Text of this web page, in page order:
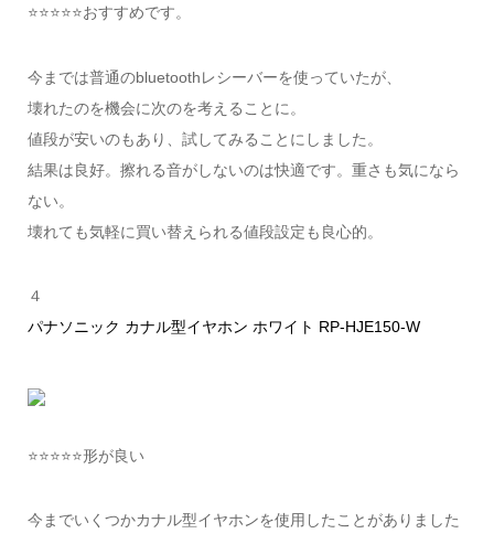
⭐️⭐️⭐️⭐️⭐️おすすめです。
今までは普通のbluetoothレシーバーを使っていたが、
壊れたのを機会に次のを考えることに。
値段が安いのもあり、試してみることにしました。
結果は良好。擦れる音がしないのは快適です。重さも気になら
ない。
壊れても気軽に買い替えられる値段設定も良心的。
４
パナソニック カナル型イヤホン ホワイト RP-HJE150-W
⭐️⭐️⭐️⭐️⭐️形が良い
今までいくつかカナル型イヤホンを使用したことがありました